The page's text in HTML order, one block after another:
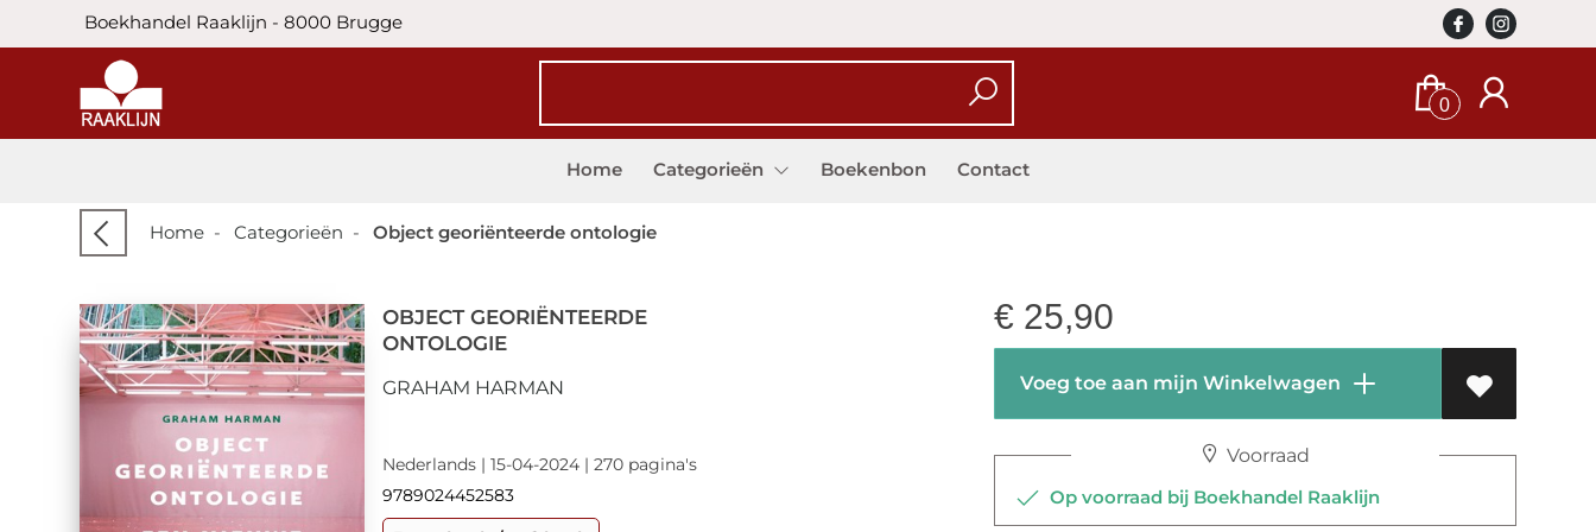
Boekhandel Raaklijn - 8000 Brugge
0
Home Categorieën Boekenbon Contact
Home - Categorieën - Object georiënteerde ontologie
OBJECT GEORIËNTEERDE
ONTOLOGIE
GRAHAM HARMAN
Nederlands | 15-04-2024 | 270 pagina's
9789024452583
€ 25,90
Voeg toe aan mijn Winkelwagen
Voorraad
Op voorraad bij Boekhandel Raaklijn